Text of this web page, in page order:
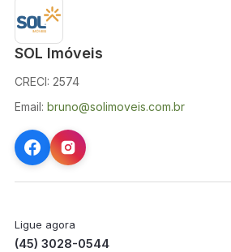
SOL Imóveis
CRECI: 2574
Email: bruno@solimoveis.com.br
Ligue agora
(45) 3028-0544